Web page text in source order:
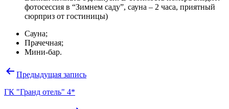
фотосессия в “Зимнем саду”, сауна – 2 часа, приятный
сюрприз от гостиницы)
Сауна;
Прачечная;
Мини-бар.
Навигация
записям
Предыдущая запись
ГК "Гранд отель" 4*